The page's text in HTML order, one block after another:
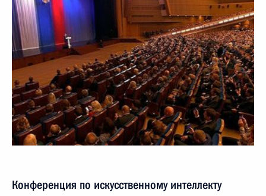
Конференция по искусственному интеллекту